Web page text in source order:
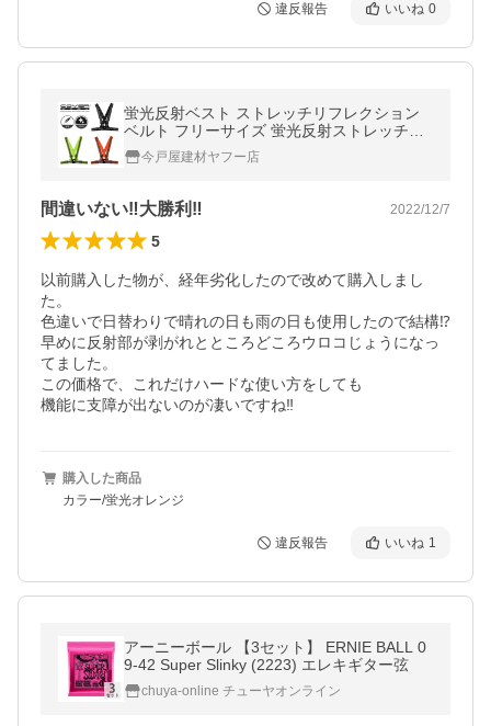
違反報告 いいね 0
蛍光反射ベスト ストレッチリフレクション
ベルト フリーサイズ 蛍光反射ストレッチベ
ルト 軽量 カヴァーワーク COVER WORK
今戸屋建材ヤフー店
間違いない‼︎大勝利‼︎ 2022/12/7
5
以前購入した物が、経年劣化したので改めて購入しまし
た。
色違いで日替わりで晴れの日も雨の日も使用したので結構⁉︎
早めに反射部が剥がれとところどころウロコじょうになっ
てました。
この価格で、これだけハードな使い方をしても
機能に支障が出ないのが凄いですね‼︎
購入した商品
カラー/蛍光オレンジ
違反報告 いいね 1
アーニーボール 【3セット】 ERNIE BALL 0
9-42 Super Slinky (2223) エレキギター弦
chuya-online チューヤオンライン